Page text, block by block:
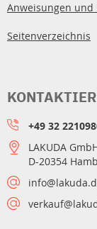
Anweisungen und
Seitenverzeichnis
+49 32
LAKUDA
D-20354